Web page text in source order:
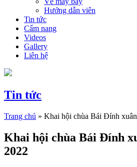
Hướng dẫn viên
Tin tức
Cẩm nang
Videos
Gallery
Liên hệ
Tin tức
Trang chủ » Khai hội chùa Bái Đính
Khai hội chùa Bái Đính
2022